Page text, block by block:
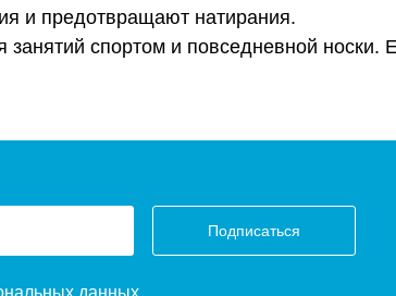
и предотвращают натирания.
занятий спортом и повседневной носки.
Подписаться
данных